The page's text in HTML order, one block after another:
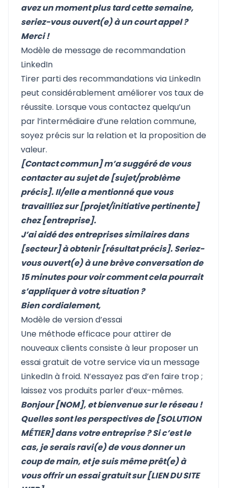
avez un moment plus tard cette semaine,
seriez-vous ouvert(e) à un court appel ?
Merci !
Modèle de message de recommandation
LinkedIn
Tirer parti des recommandations via LinkedIn
peut considérablement améliorer vos taux de
réussite. Lorsque vous contactez quelqu’un
par l’intermédiaire d’une relation commune,
soyez précis sur la relation et la proposition de
valeur.
[Contact commun] m’a suggéré de vous
contacter au sujet de [sujet/problème
précis]. Il/elle a mentionné que vous
travailliez sur [projet/initiative pertinente]
chez [entreprise].
J’ai aidé des entreprises similaires dans
[secteur] à obtenir [résultat précis]. Seriez-
vous ouvert(e) à une brève conversation de
15 minutes pour voir comment cela pourrait
s’appliquer à votre situation ?
Bien cordialement,
Modèle de version d’essai
Une méthode efficace pour attirer de
nouveaux clients consiste à leur proposer un
essai gratuit de votre service via un message
LinkedIn à froid. N’essayez pas d’en faire trop ;
laissez vos produits parler d’eux-mêmes.
Bonjour [NOM], et bienvenue sur le réseau !
Quelles sont les perspectives de [SOLUTION
MÉTIER] dans votre entreprise ? Si c’est le
cas, je serais ravi(e) de vous donner un
coup de main, et je suis même prêt(e) à
vous offrir un essai gratuit sur [LIEN DU SITE